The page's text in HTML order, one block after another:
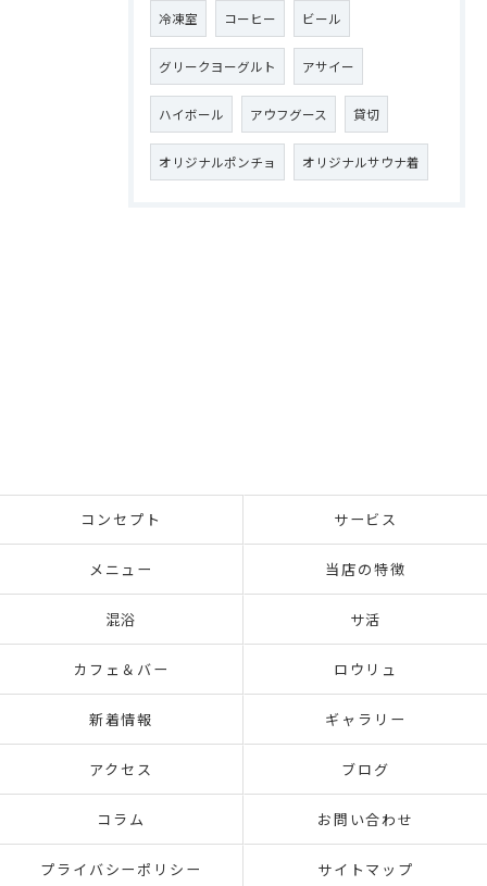
冷凍室 コーヒー ビール
グリークヨーグルト アサイー
ハイボール アウフグース 貸切
オリジナルポンチョ オリジナルサウナ着
コンセプト サービス
メニュー 当店の特徴
混浴 サ活
カフェ＆バー ロウリュ
新着情報 ギャラリー
アクセス ブログ
コラム お問い合わせ
プライバシーポリシー サイトマップ